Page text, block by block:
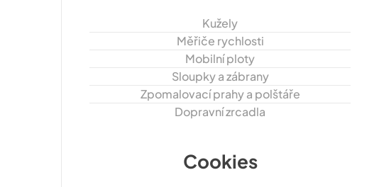
Kužely
Měřiče rychlosti
Mobilní ploty
Sloupky a zábrany
Zpomalovací prahy a polštáře
Dopravní zrcadla
Cookies